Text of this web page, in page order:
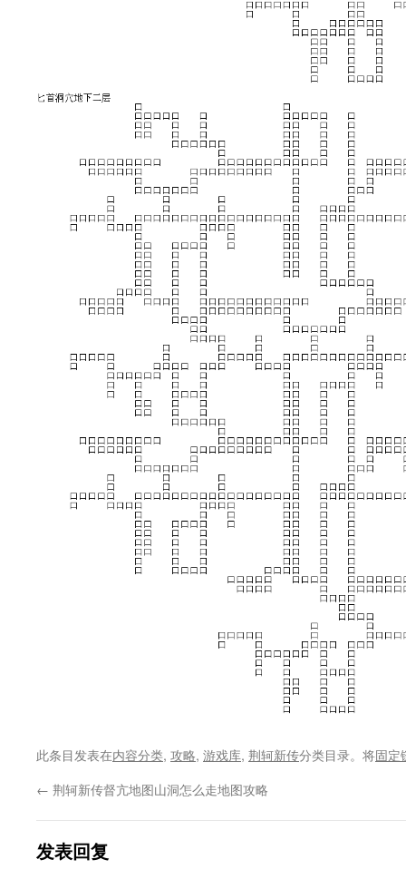
此条目发表在内容分类, 攻略, 游戏库, 荆轲新传分类目录。将固定
← 荆轲新传督亢地图山洞怎么走地图攻略
发表回复